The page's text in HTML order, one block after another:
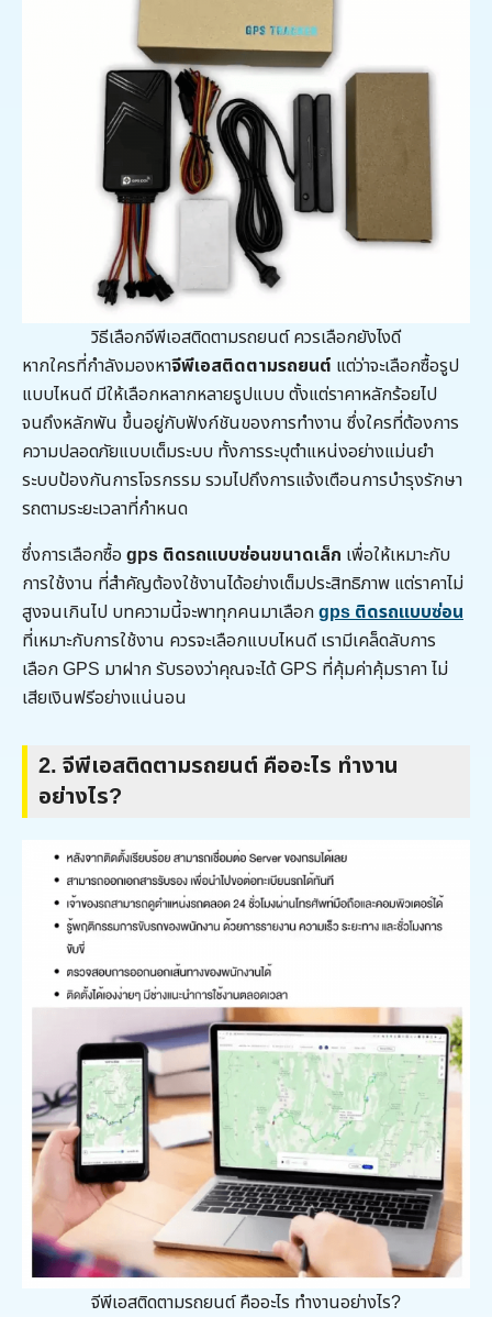
วิธีเลือกจีพีเอสติดตามรถยนต์ ควรเลือกยังไงดี
หากใครที่กำลังมองหาจีพีเอสติดตามรถยนต์ แต่ว่าจะเลือกซื้อรูป
แบบไหนดี มีให้เลือกหลากหลายรูปแบบ ตั้งแต่ราคาหลักร้อยไป
จนถึงหลักพัน ขึ้นอยู่กับฟังก์ชันของการทำงาน ซึ่งใครที่ต้องการ
ความปลอดภัยแบบเต็มระบบ ทั้งการระบุตำแหน่งอย่างแม่นยำ
ระบบป้องกันการโจรกรรม รวมไปถึงการแจ้งเตือนการบำรุงรักษา
รถตามระยะเวลาที่กำหนด
ซึ่งการเลือกซื้อ gps ติดรถแบบซ่อนขนาดเล็ก เพื่อให้เหมาะกับ
การใช้งาน ที่สำคัญต้องใช้งานได้อย่างเต็มประสิทธิภาพ แต่ราคาไม่
สูงจนเกินไป บทความนี้จะพาทุกคนมาเลือกgps ติดรถแบบซ่อน
ที่เหมาะกับการใช้งาน ควรจะเลือกแบบไหนดี เรามีเคล็ดลับการ
เลือก GPS มาฝาก รับรองว่าคุณจะได้ GPS ที่คุ้มค่าคุ้มราคา ไม่
เสียเงินฟรีอย่างแน่นอน
2. จีพีเอสติดตามรถยนต์ คืออะไร ทำงาน
อย่างไร?
จีพีเอสติดตามรถยนต์ คืออะไร ทำงานอย่างไร?